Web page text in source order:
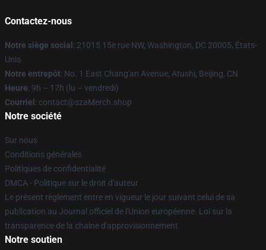
Contactez-nous
Notre siège social : 21015 15e rue NW, Washington, DC 20005, États-
Unis
Notre entrepôt: No. 1 East Chang'an Avenue, Atushi, Beijing, CN
Heure: 9h – 17h (lu – vendredi)
Courriel : contact@szaMerch.shop
Notre société
Sur nous
Conditions générales
Politiques de confidentialité
DMCA - Politique sur le droit d'auteur
Le présent règlement entre en vigueur le jour suivant celui de sa
publication au Journal officiel de l'Union européenne. Loi sur la
transparence de la chaîne d'approvisionnement
Notre soutien